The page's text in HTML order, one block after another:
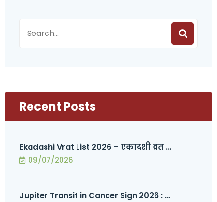
Recent Posts
Ekadashi Vrat List 2026 – एकादशी व्रत ...
09/07/2026
Jupiter Transit in Cancer Sign 2026 : ...